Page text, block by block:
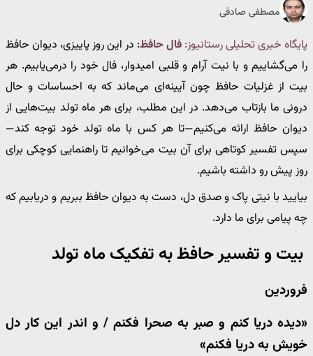
مصطفی صادقی
پایگاه خبری تحلیلی رستانیوز: فال حافظ: در این روز پاییزی، دیوان حافظ
را می‌گشاییم و با نیت آرام و قلبی امیدوار، فال خود را درمی‌یابیم. هر
بیت از غزلیات حافظ چون آیینه‌ای می‌ماند که به احساسات و حال
درونی ما بازتاب می‌دهد. در این مطلب، برای هر ماه تولد بیت‌هایی از
دیوان حافظ ارائه می‌کنیم—تا هر کس با ماه تولد خود توجه کند—
سپس تفسیر کوتاهی برای آن بیت می‌خوانیم تا راهنمایی کوچکی برای
روز پیش رو داشته باشیم.
بیایید با نیتی پاک و صدق دل، دست به دیوان حافظ ببریم و دریابیم که
چه پیامی برای ما دارد.
بیت و تفسیر حافظ به تفکیک ماه تولد
فروردین
«دیده دریا کنم و صبر به صحرا فکنم / و اندر این کار دل
خویش به دریا فکنم»